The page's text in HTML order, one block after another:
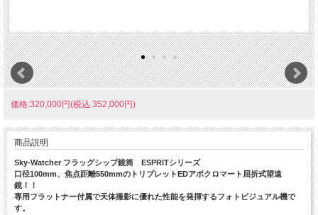
価格:320,000円(税込 352,000円)
商品説明
Sky-Watcher フラッグシップ鏡筒 ESPRITシリーズ
口径100mm、焦点距離550mmのトリプレットEDアポクロマート屈折式望遠
鏡！！
専用フラットナー付属で天体撮影に優れた性能を発揮するフォトビジュアル機で
す。